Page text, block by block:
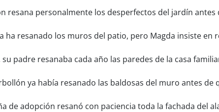
resana personalmente los desperfectos del jardín antes
ha resanado los muros del patio, pero Magda insiste en
padre resanaba cada año las paredes de la casa
ya había resanado las baldosas del muro antes de
de adopción resanó con paciencia toda la fachada del